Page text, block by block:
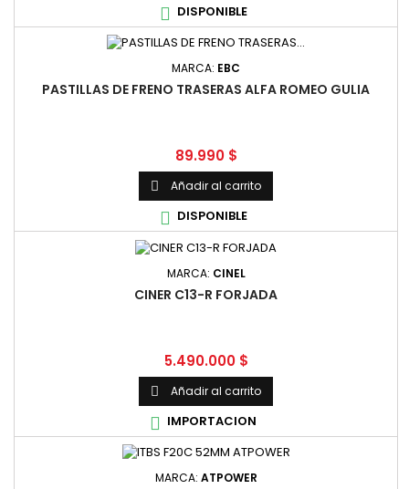
 DISPONIBLE
MARCA: EBC
PASTILLAS DE FRENO TRASERAS ALFA ROMEO GULIA
Precio
89.990 $
 Añadir al carrito
 DISPONIBLE
MARCA: CINEL
CINER C13-R FORJADA
Precio
5.490.000 $
 Añadir al carrito
 IMPORTACION
MARCA: ATPOWER